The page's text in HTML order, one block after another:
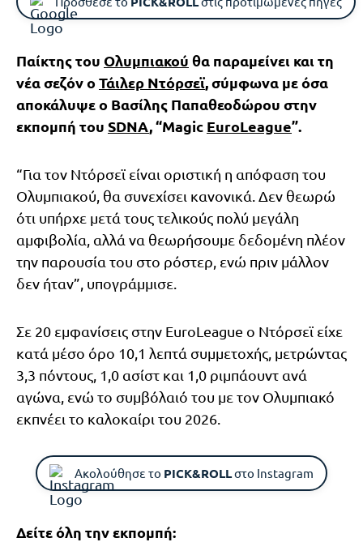
Παίκτης του Ολυμπιακού θα παραμείνει και τη
νέα σεζόν ο Τάιλερ Ντόρσεϊ, σύμφωνα με όσα
αποκάλυψε ο Βασίλης Παπαθεοδώρου στην
εκπομπή του SDNA, “Magic EuroLeague”.
“Για τον Ντόρσεϊ είναι οριστική η απόφαση του
Ολυμπιακού, θα συνεχίσει κανονικά. Δεν θεωρώ
ότι υπήρχε μετά τους τελικούς πολύ μεγάλη
αμφιβολία, αλλά να θεωρήσουμε δεδομένη πλέον
την παρουσία του στο ρόστερ, ενώ πριν μάλλον
δεν ήταν”, υπογράμμισε.
Σε 20 εμφανίσεις στην EuroLeague ο Ντόρσεϊ είχε
κατά μέσο όρο 10,1 λεπτά συμμετοχής, μετρώντας
3,3 πόντους, 1,0 ασίστ και 1,0 ριμπάουντ ανά
αγώνα, ενώ το συμβόλαιό του με τον Ολυμπιακό
εκπνέει το καλοκαίρι του 2026.
Ακολούθησε το PICK&ROLLστο Instagram
Δείτε όλη την εκπομπή: